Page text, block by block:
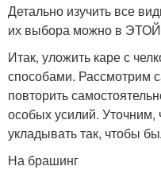
Детально изучить все
их выбора можно в
Итак, уложить каре с
способами. Рассмотрим
повторить
особых усилий. Уточним,
укладывать так, чтобы
На брашинг